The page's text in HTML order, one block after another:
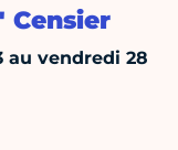
Censier
au vendredi 28